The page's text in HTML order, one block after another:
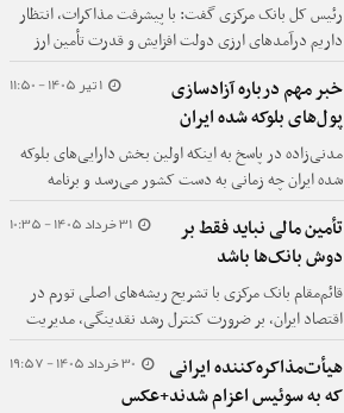
رئیس کل بانک مرکزی گفت: با پیشرفت مذاکرات، انتظار
داریم درآمدهای ارزی دولت افزایش و قدرت تأمین ارز
بانک مرکزی از محل منابع مسدودی بانک، افزایش داشته
باشد.
1 تیر 1405 - 11:50
خبر مهم درباره آزادسازی
پول‌های بلوکه شده ایران
مدنی‌زاده در پاسخ به اینکه اولین بخش دارایی‌های بلوکه
شده ایران چه زمانی به دست کشور می‌رسد و برنامه
وزارت اقتصاد برای مدیریت این دارایی‌ها چیست، بیان
کرد: بانک مرکزی اقدامات لازم را برای آزادسازی این منابع
آغاز کرده است، جزئیات این موضوع را بانک مرکزی جویا
شوید. من اطلاعی ندارم که تا کنون دارایی‌های بلوکه شده
وارد شده است یا نه.
31 خرداد 1405 - 10:35
تأمین مالی نباید فقط بر
دوش بانک‌ها باشد
قائم‌مقام بانک مرکزی با تشریح ریشه‌های اصلی تورم در
اقتصاد ایران، بر ضرورت کنترل رشد نقدینگی، مدیریت
انتظارات تورمی و افزایش ظرفیت تولید تأکید کرد.
30 خرداد 1405 - 19:57
هیأت‌مذاکره‌کننده ایرانی
که به سوئیس اعزام شدند+عکس